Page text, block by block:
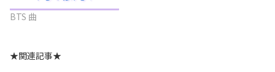
BTS 曲
★関連記事★